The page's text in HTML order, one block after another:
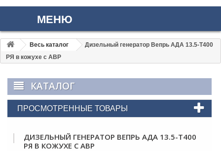
МЕНЮ
Весь каталог
Дизельный генератор Вепрь АДА 13.5-Т400
РЯ в кожухе с АВР
КАТАЛОГ
ПРОСМОТРЕННЫЕ ТОВАРЫ
ДИЗЕЛЬНЫЙ ГЕНЕРАТОР ВЕПРЬ АДА 13.5-Т400
РЯ В КОЖУХЕ С АВР